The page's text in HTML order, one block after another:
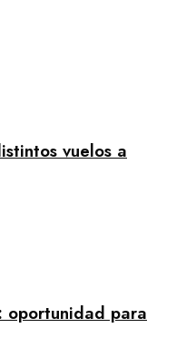
vuelos a
oportunidad para